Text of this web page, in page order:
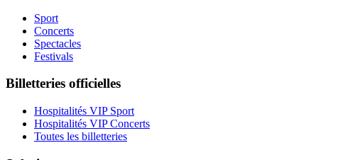
Sport
Concerts
Spectacles
Festivals
Billetteries officielles
Hospitalités VIP Sport
Hospitalités VIP Concerts
Toutes les billetteries